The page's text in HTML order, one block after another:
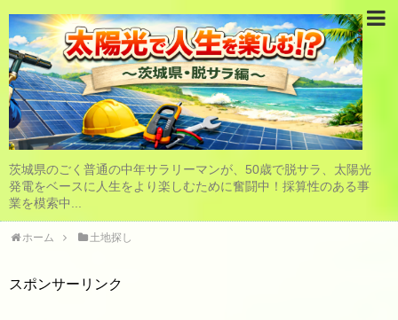
茨城県のごく普通の中年サラリーマンが、50歳で脱サラ、太陽光
発電をベースに人生をより楽しむために奮闘中！採算性のある事
業を模索中...
ホーム 土地探し
スポンサーリンク